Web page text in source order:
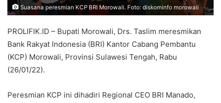
Suasana peresmian KCP BRI Morowali. Foto: diskominfo morowali
PROLIFIK.ID – Bupati Morowali, Drs. Taslim meresmikan
Bank Rakyat Indonesia (BRI) Kantor Cabang Pembantu
(KCP) Morowali, Provinsi Sulawesi Tengah, Rabu
(26/01/22).
Peresmian KCP ini dihadiri Regional CEO BRI Manado,